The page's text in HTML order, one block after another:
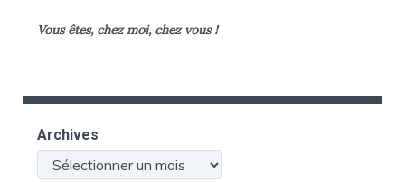
Vous êtes, chez moi, chez vous !
Archives
Archives